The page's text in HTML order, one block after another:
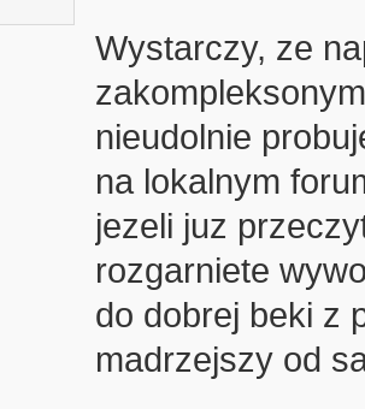
Wystarczy, ze
nieudolnie
na lokalnym
jezeli juz
rozgarniete
do dobrej beki z
madrzejszy od